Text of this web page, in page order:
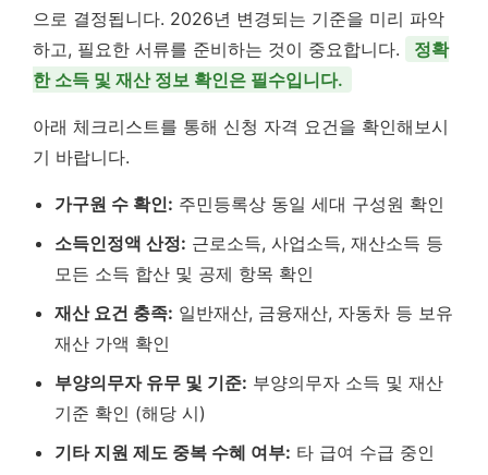
으로 결정됩니다. 2026년 변경되는 기준을 미리 파악
하고, 필요한 서류를 준비하는 것이 중요합니다.
정확
한 소득 및 재산 정보 확인은 필수입니다.
아래 체크리스트를 통해 신청 자격 요건을 확인해보시
기 바랍니다.
가구원 수 확인: 주민등록상 동일 세대 구성원 확인
소득인정액 산정: 근로소득, 사업소득, 재산소득 등
모든 소득 합산 및 공제 항목 확인
재산 요건 충족: 일반재산, 금융재산, 자동차 등 보유
재산 가액 확인
부양의무자 유무 및 기준: 부양의무자 소득 및 재산
기준 확인 (해당 시)
기타 지원 제도 중복 수혜 여부: 타 급여 수급 중인